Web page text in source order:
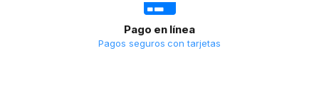
Pago en línea
Pagos seguros con tarjetas